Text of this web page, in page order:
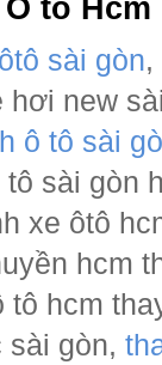
tô Hcm
sài gòn,
hơi new
ô tô sài
tô sài gòn
xe ôtô
hcm
tô hcm
sài gòn,